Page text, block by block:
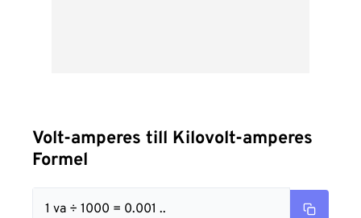
Volt-amperes till Kilovolt-amperes
Formel
1 va ÷ 1000 = 0.001 ..